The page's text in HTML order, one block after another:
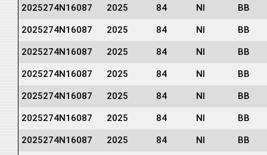
2025274N16087 2025 84 NI BB
2025274N16087 2025 84 NI BB
2025274N16087 2025 84 NI BB
2025274N16087 2025 84 NI BB
2025274N16087 2025 84 NI BB
2025274N16087 2025 84 NI BB
2025274N16087 2025 84 NI BB